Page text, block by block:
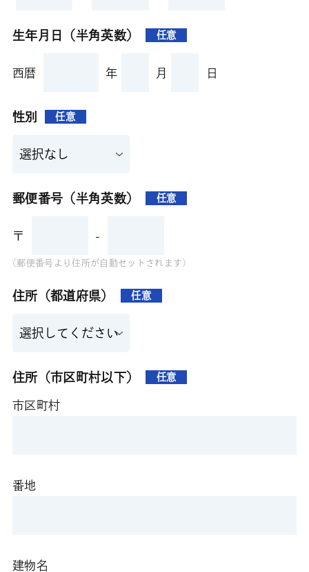
生年月日（半角英数） 任意
西暦 年 月 日
性別 任意
郵便番号（半角英数） 任意
〒 -
(郵便番号より住所が自動セットされます)
住所（都道府県） 任意
住所（市区町村以下） 任意
市区町村
番地
建物名